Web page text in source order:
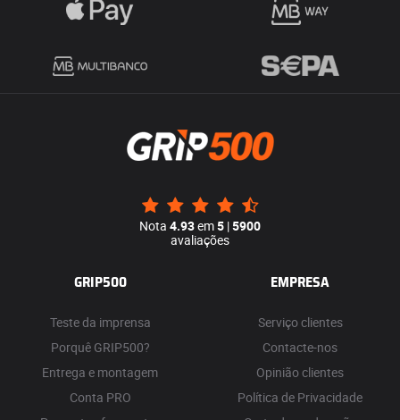
Nota 4.93em5 |5900
avaliações
GRIP500
Teste da imprensa
Porquê GRIP500?
Entrega e montagem
Conta PRO
EMPRESA
Serviço clientes
Contacte-nos
Opinião clientes
Política de Privacidade